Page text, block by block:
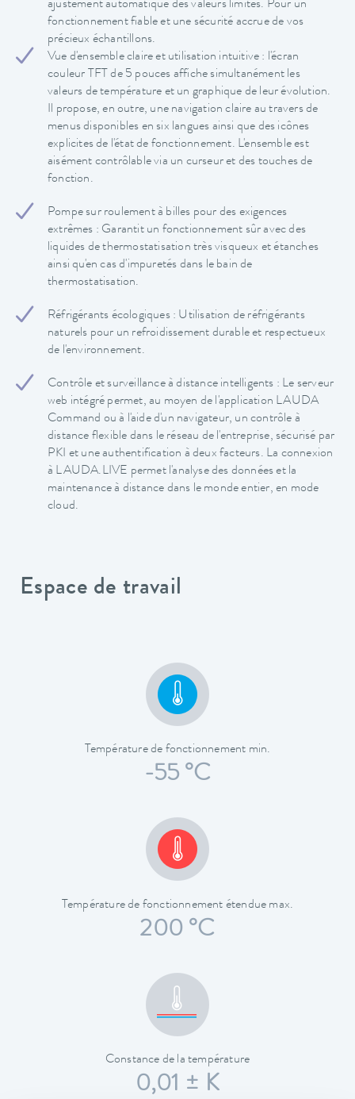
ajustement automatique des valeurs limites. Pour un
fonctionnement fiable et une sécurité accrue de vos
précieux échantillons.
Vue d'ensemble claire et utilisation intuitive : l'écran
couleur TFT de 5 pouces affiche simultanément les
valeurs de température et un graphique de leur évolution.
Il propose, en outre, une navigation claire au travers de
menus disponibles en six langues ainsi que des icônes
explicites de l'état de fonctionnement. L'ensemble est
aisément contrôlable via un curseur et des touches de
fonction.
Pompe sur roulement à billes pour des exigences
extrêmes : Garantit un fonctionnement sûr avec des
liquides de thermostatisation très visqueux et étanches
ainsi qu'en cas d'impuretés dans le bain de
thermostatisation.
Réfrigérants écologiques : Utilisation de réfrigérants
naturels pour un refroidissement durable et respectueux
de l'environnement.
Contrôle et surveillance à distance intelligents : Le serveur
web intégré permet, au moyen de l'application LAUDA
Command ou à l'aide d'un navigateur, un contrôle à
distance flexible dans le réseau de l'entreprise, sécurisé par
PKI et une authentification à deux facteurs. La connexion
à LAUDA.LIVE permet l'analyse des données et la
maintenance à distance dans le monde entier, en mode
cloud.
Espace de travail
Température de fonctionnement min.
-55 °C
Température de fonctionnement étendue max.
200 °C
Constance de la température
0,01 ± K